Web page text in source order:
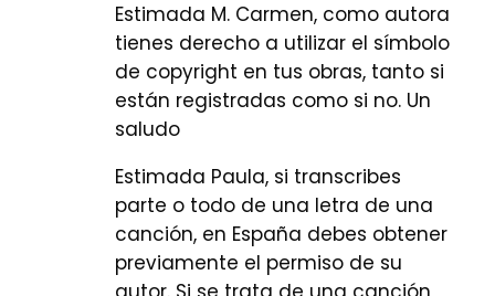
Estimada M. Carmen, como autora
tienes derecho a utilizar el símbolo
de copyright en tus obras, tanto si
están registradas como si no. Un
saludo
Estimada Paula, si transcribes
parte o todo de una letra de una
canción, en España debes obtener
previamente el permiso de su